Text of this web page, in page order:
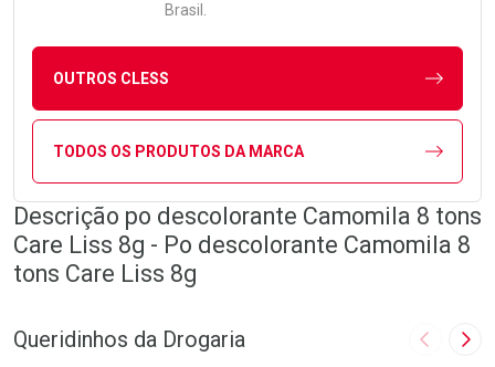
Brasil.
OUTROS CLESS
TODOS OS PRODUTOS DA MARCA
Descrição po descolorante Camomila 8 tons
Care Liss 8g - Po descolorante Camomila 8
tons Care Liss 8g
Queridinhos da Drogaria Imagem